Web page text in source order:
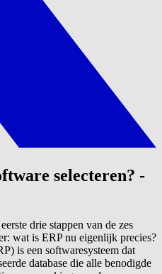
selecteren? -
drie stappen van de zes
wat is ERP nu eigenlijk precies?
is een softwaresysteem dat
database die alle benodigde